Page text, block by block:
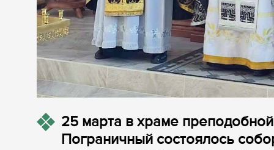
25 марта в храме
Пограничный состоялось